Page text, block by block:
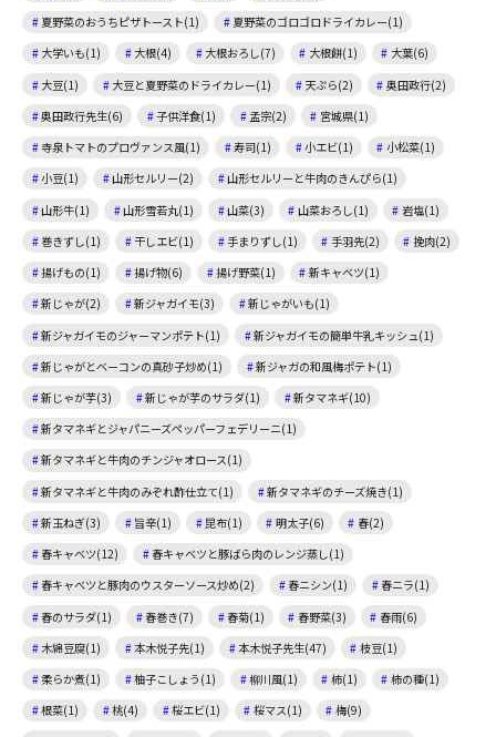
夏野菜のおうちピザトースト(1)
夏野菜のゴロゴロドライカレー(1)
大学いも(1)
大根(4) 大根おろし(7) 大根餅(1)
大葉(6)
大豆(1)
大豆と夏野菜のドライカレー(1) 天ぷら(2)
奥田政行(2)
奥田政行先生(6)
子供洋食(1) 孟宗(2)
宮城県(1)
寺泉トマトのプロヴァンス風(1)
寿司(1) 小エビ(1)
小松菜(1)
小豆(1)
山形セルリー(2)
山形セルリーと牛肉のきんぴら(1)
山形牛(1)
山形雪若丸(1) 山菜(3) 山菜おろし(1)
岩塩(1)
巻きずし(1)
干しエビ(1) 手まりずし(1) 手羽先(2)
挽肉(2)
揚げもの(1)
揚げ物(6) 揚げ野菜(1)
新キャベツ(1)
新じゃが(2)
新ジャガイモ(3)
新じゃがいも(1)
新ジャガイモのジャーマンポテト(1)
新ジャガイモの簡単牛乳キッシュ(1)
新じゃがとベーコンの真砂子炒め(1)
新ジャガの和風梅ポテト(1)
新じゃが芋(3)
新じゃが芋のサラダ(1)
新タマネギ(10)
新タマネギとジャパニーズペッパーフェデリーニ(1)
新タマネギと牛肉のチンジャオロース(1)
新タマネギと牛肉のみぞれ酢仕立て(1)
新タマネギのチーズ焼き(1)
新玉ねぎ(3)
旨辛(1) 昆布(1) 明太子(6)
春(2)
春キャベツ(12)
春キャベツと豚ばら肉のレンジ蒸し(1)
春キャベツと豚肉のウスターソース炒め(2)
春ニシン(1)
春ニラ(1)
春のサラダ(1)
春巻き(7) 春菊(1) 春野菜(3)
春雨(6)
木綿豆腐(1)
本木悦子先(1) 本木悦子先生(47)
枝豆(1)
柔らか煮(1)
柚子こしょう(1) 柳川風(1) 柿(1)
柿の種(1)
根菜(1)
桃(4) 桜エビ(1) 桜マス(1)
梅(9)